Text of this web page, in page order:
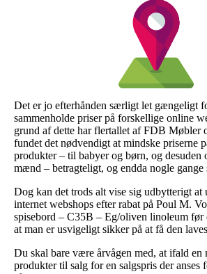
Det er jo efterhånden særligt let gængeligt
sammenholde priser på forskellige online
grund af dette har flertallet af FDB Møbler
fundet det nødvendigt at mindske priserne
produkter – til babyer og børn, og desuden
mænd – betragteligt, og endda nogle
Dog kan det trods alt vise sig udbytterigt at
internet webshops efter rabat på Poul M.
spisebord – C35B – Eg/oliven linoleum før
at man er usvigeligt sikker på at få den
Du skal bare være årvågen med, at ifald en
produkter til salg for en salgspris der anses